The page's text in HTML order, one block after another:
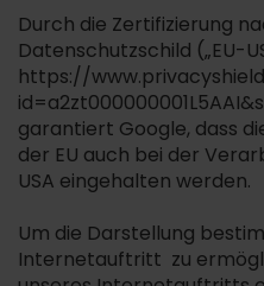
Durch die Zertifizierung
Datenschutzschild („EU-
https://
garantiert Google, dass
der EU auch bei der
USA eingehalten werden.
Um die Darstellung
Internetauftritt zu